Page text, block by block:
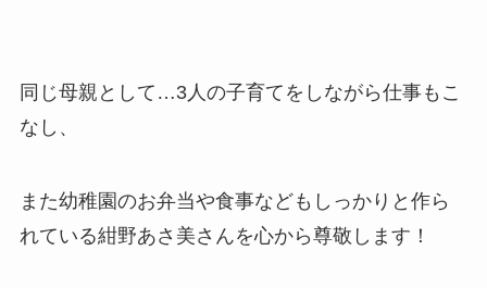
同じ母親として…3人の子育てをしながら仕事もこ
なし、
また幼稚園のお弁当や食事などもしっかりと作ら
れている紺野あさ美さんを心から尊敬します！